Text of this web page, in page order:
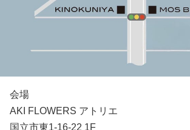
会場
AKI FLOWERS アトリエ
国立市東1-16-22 1F